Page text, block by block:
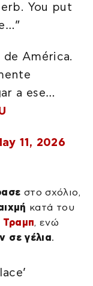
You put
América.
a ese…
11, 2026
στο σχόλιο,
κατά του
Τραμπ, ενώ
σε γέλια.